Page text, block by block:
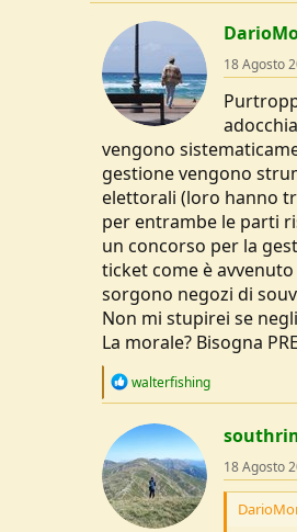
t
n
s
:
18 Agosto
vengono
gestione vengono
elettorali (loro hanno
per entrambe le parti
un concorso per la
ticket come è
sorgono negozi di
Non mi stupirei se
La morale? Bisogna
R
c
t
i
o
n
s
walterfishing
18 Agosto